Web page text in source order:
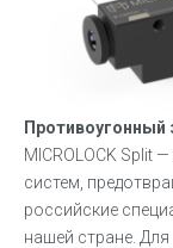
Противоугонный
MICROLOCK Split
систем,
российские
нашей стране.